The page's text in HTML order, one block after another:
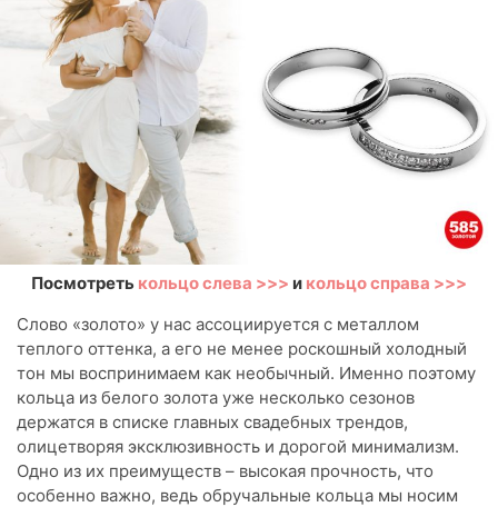
Посмотреть кольцо слева >>> и кольцо справа >>>
Слово «золото» у нас ассоциируется с металлом
теплого оттенка, а его не менее роскошный холодный
тон мы воспринимаем как необычный. Именно поэтому
кольца из белого золота уже несколько сезонов
держатся в списке главных свадебных трендов,
олицетворяя эксклюзивность и дорогой минимализм.
Одно из их преимуществ – высокая прочность, что
особенно важно, ведь обручальные кольца мы носим